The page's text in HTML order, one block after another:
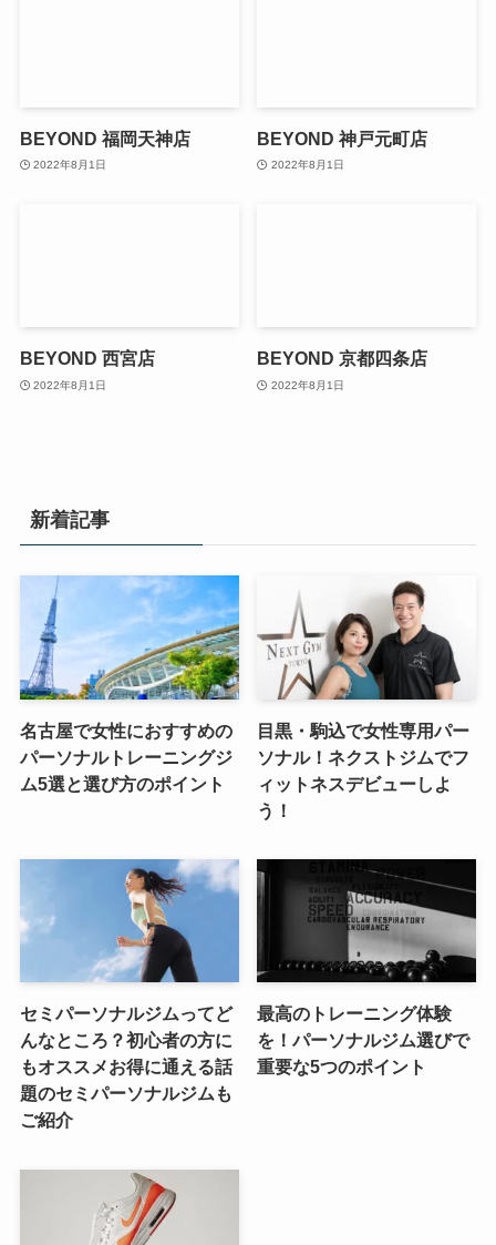
BEYOND 福岡天神店
2022年8月1日
BEYOND 神戸元町店
2022年8月1日
BEYOND 西宮店
2022年8月1日
BEYOND 京都四条店
2022年8月1日
新着記事
名古屋で女性におすすめの
パーソナルトレーニングジ
ム5選と選び方のポイント
目黒・駒込で女性専用パー
ソナル！ネクストジムでフ
ィットネスデビューしよ
う！
セミパーソナルジムってど
んなところ？初心者の方に
もオススメお得に通える話
題のセミパーソナルジムも
ご紹介
最高のトレーニング体験
を！パーソナルジム選びで
重要な5つのポイント